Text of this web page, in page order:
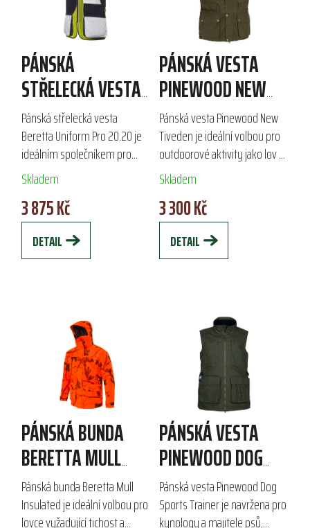
PÁNSKÁ
STŘELECKÁ VESTA
BERETTA UNIFORM
PRO 20.20
Pánská střelecká vesta
Beretta Uniform Pro 20.20 je
ideálním společníkem pro
sportovní střelbu v teplých
měsících. Kombinuje
prodyšnou 3D síťovinu a
elastickou bavlnu s...
Skladem
3 875 Kč
DETAIL
PÁNSKÁ VESTA
PINEWOOD NEW
TIVEDEN
Pánská vesta Pinewood New
Tiveden je ideální volbou pro
outdoorové aktivity jako lov a
turistika. Vyrobena z odolné a
prodyšné látky TC-lite ™, s
organickou impregnací
Bionic...
Skladem
3 300 Kč
DETAIL
PÁNSKÁ BUNDA
BERETTA MULL
INSULATED
Pánská bunda Beretta Mull
Insulated je ideální volbou pro
lovce vyžadující tichost a
PÁNSKÁ VESTA
PINEWOOD DOG
SPORTS TRAINER
Pánská vesta Pinewood Dog
Sports Trainer je navržena pro
kynology a majitele psů,